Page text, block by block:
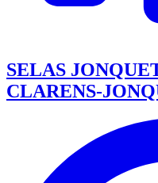
SELAS
CLARENS-